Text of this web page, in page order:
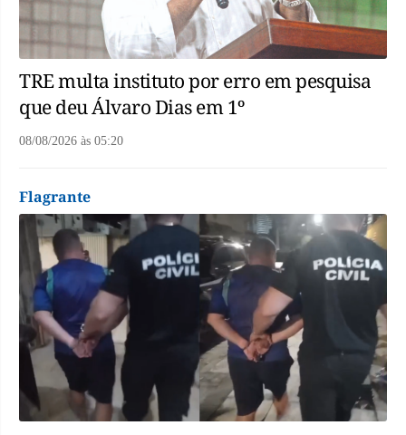
TRE multa instituto por erro em pesquisa
que deu Álvaro Dias em 1º
08/08/2026 às 05:20
Flagrante